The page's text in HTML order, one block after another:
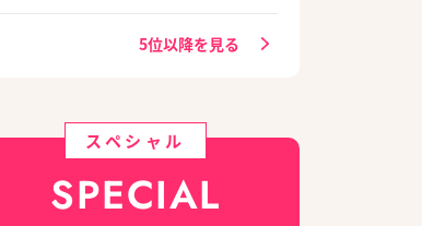
5位以降を見る
スペシャル
SPECIAL